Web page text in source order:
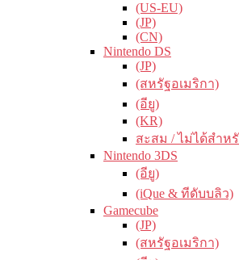
(US-EU)
(JP)
(CN)
Nintendo DS
(JP)
(สหรัฐอเมริกา)
(อียู)
(KR)
สะสม / ไม่ได้สำห
Nintendo 3DS
(อียู)
(iQue & ทีดับบลิว)
Gamecube
(JP)
(สหรัฐอเมริกา)